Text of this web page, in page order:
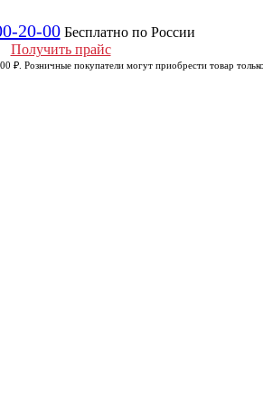
20-00 Бесплатно по России
Получить прайс
₽. Розничные покупатели могут приобрести товар